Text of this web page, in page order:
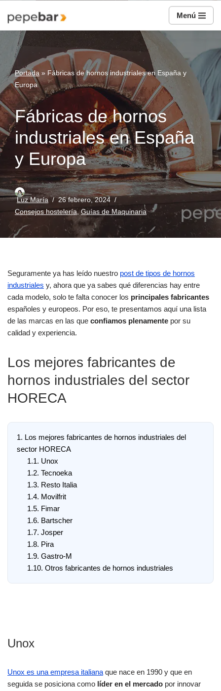
Saltar
contenido
Menú
Portada » Fábricas de hornos industriales en España y
Europa
Fábricas de hornos
industriales en España
y Europa
Luz María
26 febrero, 2024
Consejos hostelería,Guías de Maquinaria
Seguramente ya has leído nuestro post de tipos de hornos
industriales y, ahora que ya sabes qué diferencias hay entre
cada modelo, solo te falta conocer los principales fabricantes
españoles y europeos. Por eso, te presentamos aquí una lista
de las marcas en las que confiamos plenamente por su
calidad y experiencia.
Los mejores fabricantes de
hornos industriales del sector
HORECA
1. Los mejores fabricantes de hornos industriales del
sector HORECA
1.1. Unox
1.2. Tecnoeka
1.3. Resto Italia
1.4. Movilfrit
1.5. Fimar
1.6. Bartscher
1.7. Josper
1.8. Pira
1.9. Gastro-M
1.10. Otros fabricantes de hornos industriales
Unox
Unox es una empresa italiana que nace en 1990 y que en
seguida se posiciona como líder en el mercado por innovar